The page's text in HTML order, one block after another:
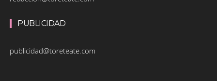
PUBLICIDAD
publicidad@toreteate.com